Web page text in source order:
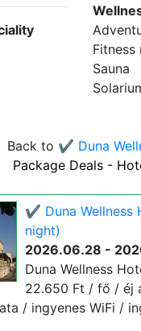
Fitness
Sauna
Back to ✔️ Duna
Package Deals -
✔️ Duna Wellness
night)
2026.06.28 -
Duna Wellness
22.650 Ft / fő / éj
/ ingyenes WiFi /